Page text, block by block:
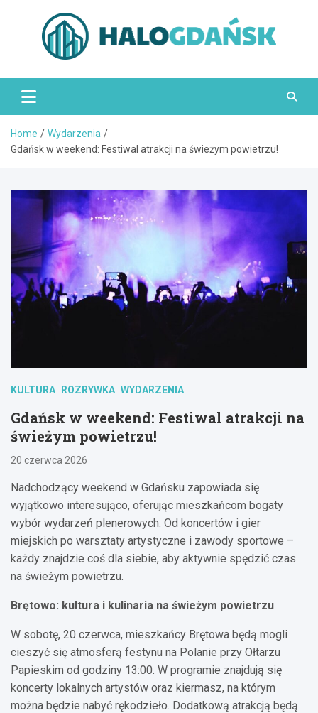
HaloGdańsk.pl
Home
Wydarzenia
Gdańsk w weekend: Festiwal atrakcji na świeżym powietrzu!
KULTURA ROZRYWKA WYDARZENIA
Gdańsk w weekend: Festiwal atrakcji na
świeżym powietrzu!
20 czerwca 2026
Nadchodzący weekend w Gdańsku zapowiada się
wyjątkowo interesująco, oferując mieszkańcom bogaty
wybór wydarzeń plenerowych. Od koncertów i gier
miejskich po warsztaty artystyczne i zawody sportowe –
każdy znajdzie coś dla siebie, aby aktywnie spędzić czas
na świeżym powietrzu.
Brętowo: kultura i kulinaria na świeżym powietrzu
W sobotę, 20 czerwca, mieszkańcy Brętowa będą mogli
cieszyć się atmosferą festynu na Polanie przy Ołtarzu
Papieskim od godziny 13:00. W programie znajdują się
koncerty lokalnych artystów oraz kiermasz, na którym
można będzie nabyć rękodzieło. Dodatkową atrakcją będą